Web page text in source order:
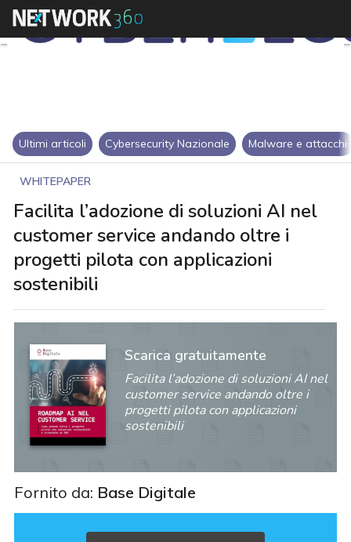
Ultimi articoli Cybersecurity Nazionale Malware e attacchi
WHITEPAPER
Facilita l’adozione di soluzioni AI nel
customer service andando oltre i
progetti pilota con applicazioni
sostenibili
Scarica gratuitamente
Facilita l’adozione di soluzioni AI nel
customer service andando oltre i
progetti pilota con applicazioni
sostenibili
Fornito da: Base Digitale